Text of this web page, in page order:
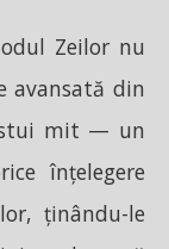
Zeilor nu
avansată din
mit — un
înțelegere
ținându-le